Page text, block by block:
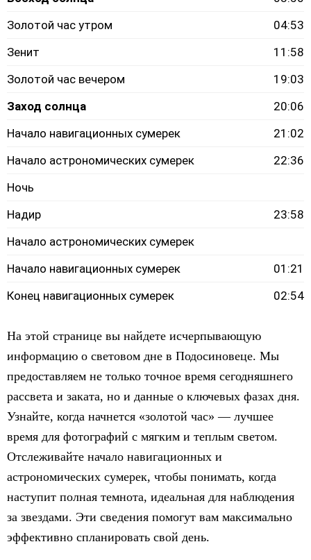
Золотой час утром
04:53
Зенит
11:58
Золотой час вечером
19:03
Заход солнца
20:06
Начало навигационных сумерек
21:02
Начало астрономических сумерек
22:36
Ночь
Надир
23:58
Начало астрономических сумерек
Начало навигационных сумерек
01:21
Конец навигационных сумерек
02:54
На этой странице вы найдете исчерпывающую
информацию о световом дне в Подосиновеце. Мы
предоставляем не только точное время сегодняшнего
рассвета и заката, но и данные о ключевых фазах дня.
Узнайте, когда начнется «золотой час» — лучшее
время для фотографий с мягким и теплым светом.
Отслеживайте начало навигационных и
астрономических сумерек, чтобы понимать, когда
наступит полная темнота, идеальная для наблюдения
за звездами. Эти сведения помогут вам максимально
эффективно спланировать свой день.